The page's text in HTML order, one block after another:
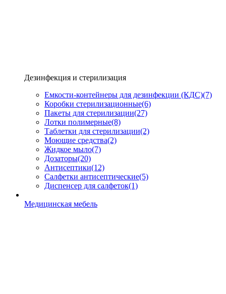
Дезинфекция и стерилизация
Емкости-контейнеры для дезинфекции (КДС)(7)
Коробки стерилизационные(6)
Пакеты для стерилизации(27)
Лотки полимерные(8)
Таблетки для стерилизации(2)
Моющие средства(2)
Жидкое мыло(7)
Дозаторы(20)
Антисептики(12)
Салфетки антисептические(5)
Диспенсер для салфеток(1)
Медицинская мебель